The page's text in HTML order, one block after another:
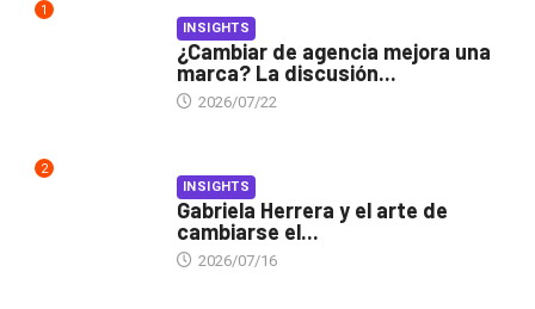
1
INSIGHTS
¿Cambiar de agencia mejora una
marca? La discusión...
2026/07/22
2
INSIGHTS
Gabriela Herrera y el arte de
cambiarse el...
2026/07/16